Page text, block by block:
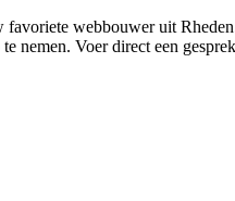
webbouwer uit
nemen. Voer direct een